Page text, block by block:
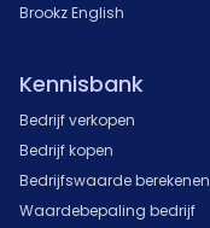
Brookz English
Kennisbank
Bedrijf verkopen
Bedrijf kopen
Bedrijfswaarde berekenen
Waardebepaling bedrijf